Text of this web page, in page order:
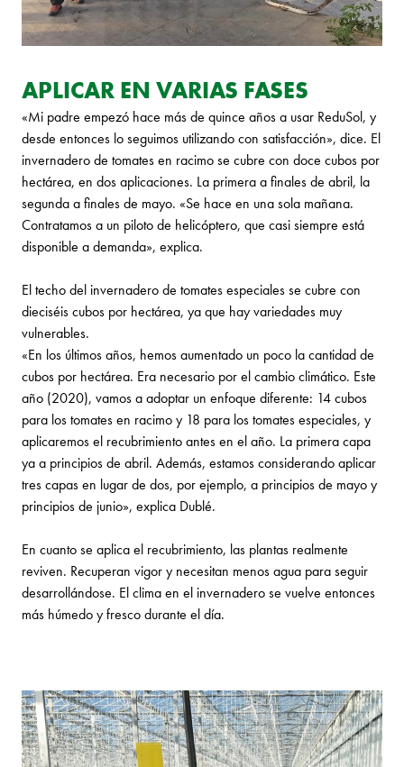
APLICAR EN VARIAS FASES
«Mi padre empezó hace más de quince años a usar ReduSol, y
desde entonces lo seguimos utilizando con satisfacción», dice. El
invernadero de tomates en racimo se cubre con doce cubos por
hectárea, en dos aplicaciones. La primera a finales de abril, la
segunda a finales de mayo. «Se hace en una sola mañana.
Contratamos a un piloto de helicóptero, que casi siempre está
disponible a demanda», explica.
El techo del invernadero de tomates especiales se cubre con
dieciséis cubos por hectárea, ya que hay variedades muy
vulnerables.
«En los últimos años, hemos aumentado un poco la cantidad de
cubos por hectárea. Era necesario por el cambio climático. Este
año (2020), vamos a adoptar un enfoque diferente: 14 cubos
para los tomates en racimo y 18 para los tomates especiales, y
aplicaremos el recubrimiento antes en el año. La primera capa
ya a principios de abril. Además, estamos considerando aplicar
tres capas en lugar de dos, por ejemplo, a principios de mayo y
principios de junio», explica Dublé.
En cuanto se aplica el recubrimiento, las plantas realmente
reviven. Recuperan vigor y necesitan menos agua para seguir
desarrollándose. El clima en el invernadero se vuelve entonces
más húmedo y fresco durante el día.